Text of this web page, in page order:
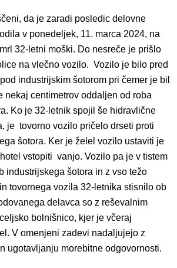
da je zaradi posledic delovne
v ponedeljek, 11. marca 2024, na
32-letni moški. Do nesreče je prišlo
na vlečno vozilo. Vozilo je bilo pred
industrijskim šotorom pri čemer je bil
nekaj centimetrov oddaljen od roba
Ko je 32-letnik spojil še hidravlične
je tovorno vozilo pričelo drseti proti
šotora. Ker je želel vozilo ustaviti je
vstopiti vanjo. Vozilo pa je v tistem
industrijskega šotora in z vso težo
tovornega vozila 32-letnika stisnilo ob
delavca so z reševalnim
bolnišnico, kjer je včeraj
V omenjeni zadevi nadaljujejo z
ugotavljanju morebitne odgovornosti.